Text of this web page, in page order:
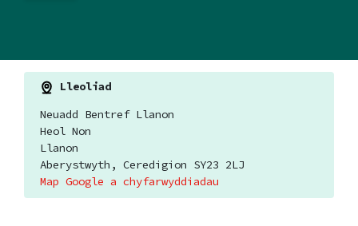
Lleoliad
Neuadd Bentref Llanon
Heol Non
Llanon
Aberystwyth, Ceredigion SY23 2LJ
Map Google a chyfarwyddiadau